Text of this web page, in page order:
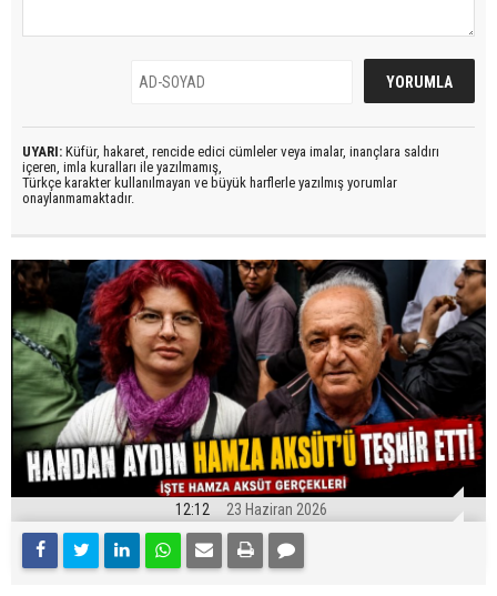
UYARI: Küfür, hakaret, rencide edici cümleler veya imalar, inançlara saldırı
içeren, imla kuralları ile yazılmamış,
Türkçe karakter kullanılmayan ve büyük harflerle yazılmış yorumlar
onaylanmamaktadır.
12:12 23 Haziran 2026